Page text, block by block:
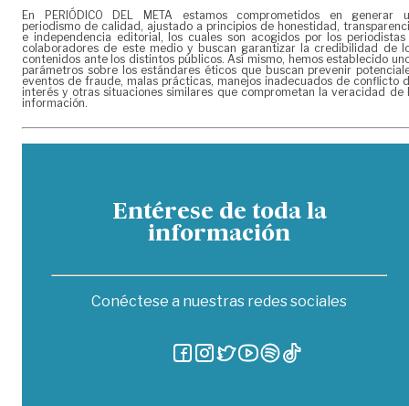
En PERIÓDICO DEL META estamos comprometidos en generar
periodismo de calidad, ajustado a principios de honestidad,
e independencia editorial, los cuales son acogidos por los periodistas
colaboradores de este medio y buscan garantizar la credibilidad de
contenidos ante los distintos públicos. Así mismo, hemos establecido
parámetros sobre los estándares éticos que buscan prevenir
eventos de fraude, malas prácticas, manejos inadecuados de conflicto
interés y otras situaciones similares que comprometan la veracidad de
información.
Entérese de toda la
información
Conéctese a nuestras redes sociales